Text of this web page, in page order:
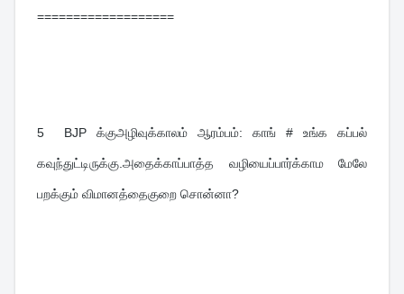
===================
5 BJP க்குஅழிவுக்காலம் ஆரம்பம்: காங் # உங்க கப்பல்
கவுந்துட்டிருக்கு.அதைக்காப்பாத்த வழியைப்பார்க்காம மேலே
பறக்கும் விமானத்தைகுறை சொன்னா?